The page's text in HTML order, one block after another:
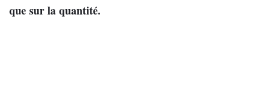
que sur la quantité.